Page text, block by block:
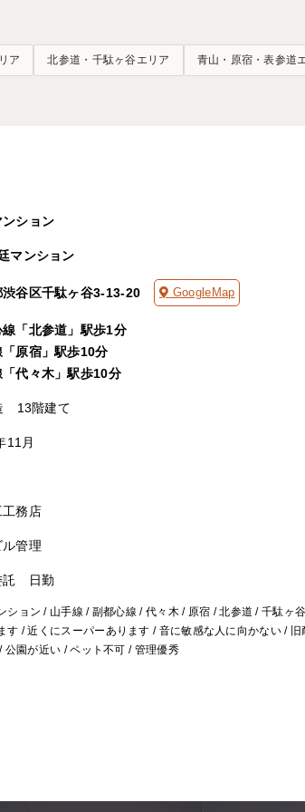
ア 北参道・千駄ヶ谷エリア 青山・原宿・表参道
ション
マンション
渋谷区千駄ヶ谷3-13-20 GoogleMap
「北参道」駅歩1分
「原宿」駅歩10分
「代々木」駅歩10分
13階建て
11月
務店
管理
託 日勤
ション / 山手線 / 副都心線 / 代々木 / 原宿 / 北参道 / 千駄ヶ
す / 近くにスーパーあります / 音に敏感な人に向かない /
公園が近い / ペット不可 / 管理優秀